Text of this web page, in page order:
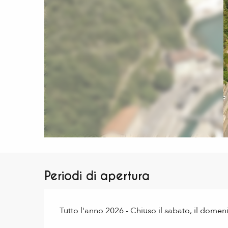
Periodi di apertura
Tutto l'anno 2026 - Chiuso il sabato, il